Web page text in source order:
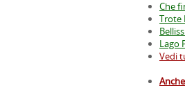
Che
Trote
Lago
Vedi